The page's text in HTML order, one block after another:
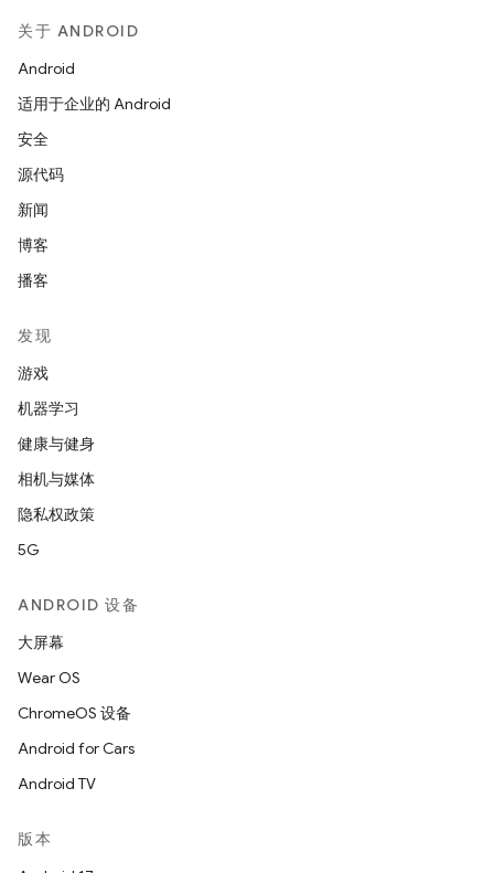
关于 ANDROID
Android
适用于企业的 Android
安全
源代码
新闻
博客
播客
发现
游戏
机器学习
健康与健身
相机与媒体
隐私权政策
5G
ANDROID 设备
大屏幕
Wear OS
ChromeOS 设备
Android for Cars
Android TV
版本